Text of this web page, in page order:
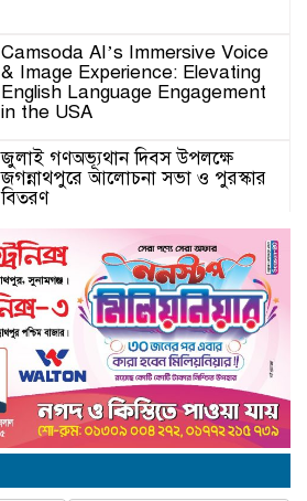
Camsoda AI’s Immersive Voice
& Image Experience: Elevating
English Language Engagement
in the USA
জুলাই গণঅভ্যূথান দিবস উপলক্ষে
জগন্নাথপুরে আলোচনা সভা ও পুরস্কার
বিতরণ
যুক্তরাজ্যে মতবিনিময়সভায় এমপি
কয়ছর এম আহমেদ: জগন্নাথপুর-
শান্তিগঞ্জ আর কখনো অবহেলিত থাকবে
না
Come l’AI in Conversazione
Golove Mantiene Risposte
Naturali e Rapide
সিলেট শিক্ষা বোর্ডের নতুন চেয়ারম্যান